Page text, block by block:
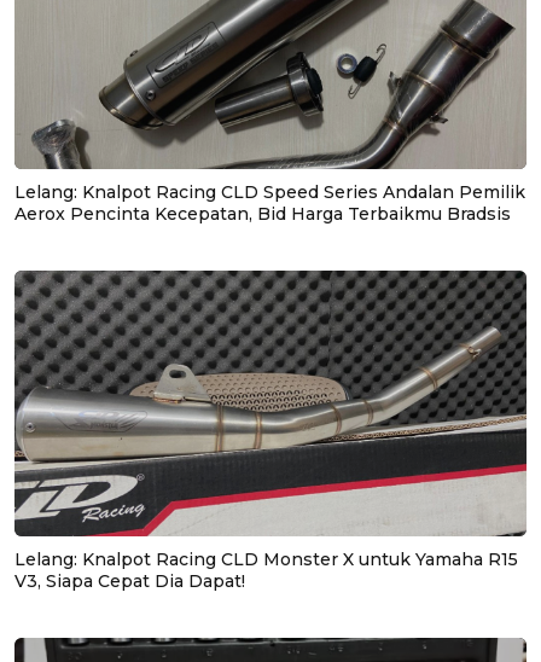
Lelang: Knalpot Racing CLD Speed Series Andalan Pemilik
Aerox Pencinta Kecepatan, Bid Harga Terbaikmu Bradsis
Lelang: Knalpot Racing CLD Monster X untuk Yamaha R15
V3, Siapa Cepat Dia Dapat!